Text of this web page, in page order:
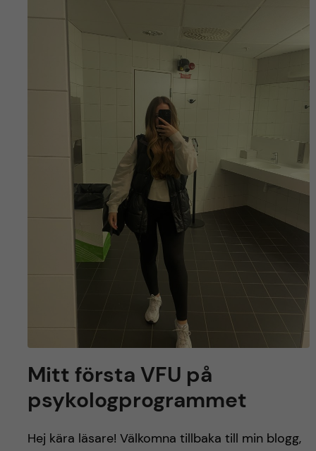
Mitt första VFU på
psykologprogrammet
Hej kära läsare! Välkomna tillbaka till min blogg,